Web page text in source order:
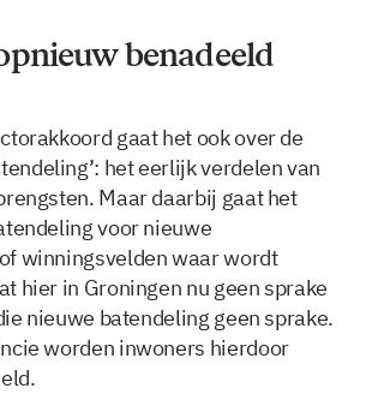
benadeeld
gaat het ook over de
het eerlijk verdelen van
Maar daarbij gaat het
voor nieuwe
winningsvelden waar wordt
hier in Groningen nu geen sprake
nieuwe batendeling geen sprake.
worden inwoners hierdoor